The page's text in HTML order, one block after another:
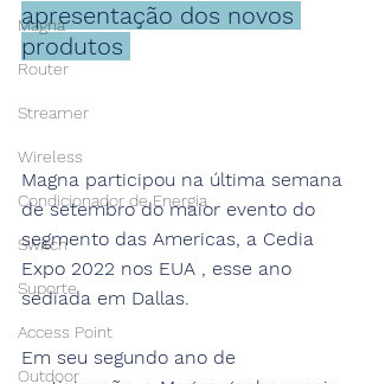
Magna
Router
Streamer
Wireless
Condicionador de Energia
Switch
Suporte
Access Point
Outdoor
apresentação dos novos
produtos
Magna participou na última semana
de setembro do maior evento do
segmento das Americas, a Cedia
Expo 2022 nos EUA , esse ano
sediada em Dallas.
Em seu segundo ano de